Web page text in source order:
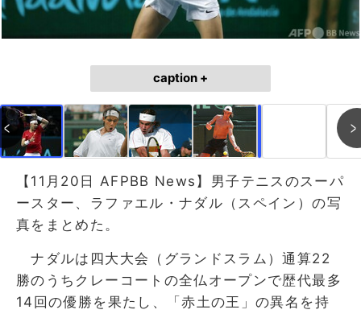
caption +
成中 画像作成中
【11月20日 AFPBB News】男子テニスのスーパ
ースター、ラファエル・ナダル（スペイン）の写
真をまとめた。
ナダルは四大大会（グランドスラム）通算22
勝のうちクレーコートの全仏オープンで歴代最多
14回の優勝を果たし、「赤土の王」の異名を持